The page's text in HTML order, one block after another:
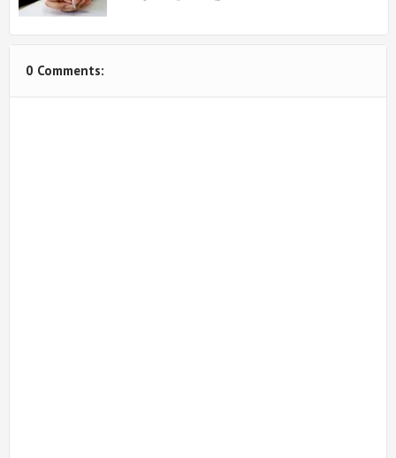
0 Comments: